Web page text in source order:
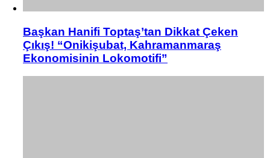
Başkan Hanifi Toptaş’tan Dikkat Çeken
Çıkış! “Onikişubat, Kahramanmaraş
Ekonomisinin Lokomotifi”